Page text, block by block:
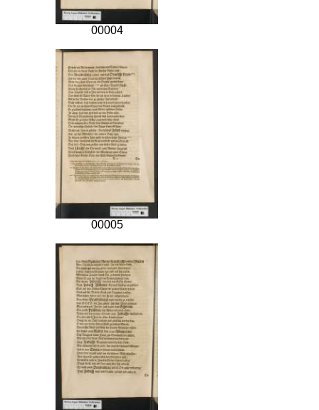
00004
00005